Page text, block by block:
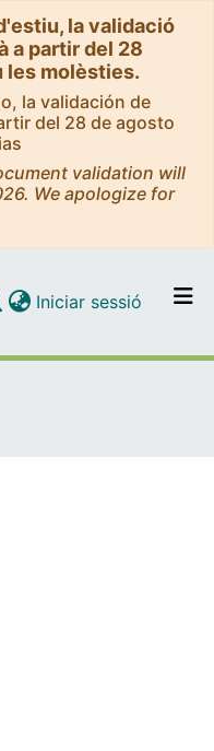
la validació
a partir del 28
les molèsties.
la validación de
del 28 de agosto
validation will
We apologize for
per tot el DD
Iniciar sessió (current)